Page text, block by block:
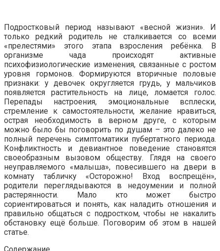
Подростковый период называют «весной жизни». И
только редкий родитель не сталкивается со всеми
«прелестями» этого этапа взросления ребёнка. В
организме чада происходят активные
психофизиологические изменения, связанные с ростом
уровня гормонов. Формируются вторичные половые
признаки: у девочек округляется грудь, у мальчиков
появляется растительность на лице, ломается голос.
Перепады настроения, эмоциональные всплески,
стремление к самостоятельности, желание нравиться,
острая необходимость в верном друге, с которым
можно было бы поговорить по душам – это далеко не
полный перечень симптоматики пубертатного периода.
Конфликтность и девиантное поведение становятся
своеобразным вызовом обществу. Глядя на своего
неуправляемого «малыша», повесившего на двери в
комнату табличку «Осторожно! Вход воспрещён»,
родители переглядываются в недоумении и полной
растерянности. Мало кто может быстро
сориентироваться и понять, как наладить отношения и
правильно общаться с подростком, чтобы не накалить
обстановку ещё больше. Поговорим об этом в нашей
статье.